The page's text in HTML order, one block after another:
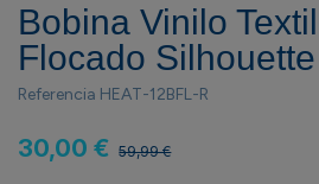
Bobina Vinilo Textil
Flocado
Referencia HEAT-12BFL-R
30,00 € 59,99 €